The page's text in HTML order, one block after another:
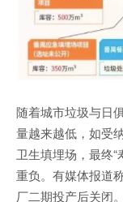
随着城市垃圾与日
量越来越低，如受
卫生填埋场，最终
重负。有媒体报道
厂二期投产后关闭。